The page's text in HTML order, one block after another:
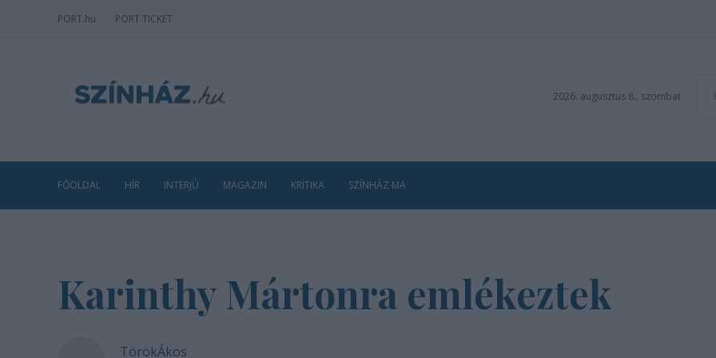
PORT.hu PORT TICKET
2026. augusztus 8., szombat
FŐOLDAL HÍR INTERJÚ MAGAZIN KRITIKA SZÍNHÁZ MA
Karinthy Mártonra emlékeztek
TörökÁkos